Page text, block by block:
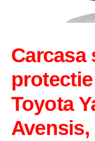
Carcasa
Toyota
Avensis,